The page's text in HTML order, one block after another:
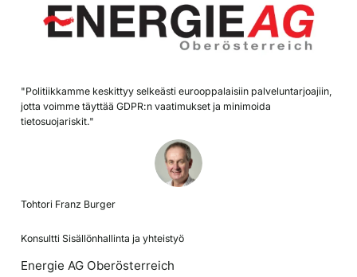
"Politiikkamme keskittyy selkeästi eurooppalaisiin palveluntarjoajiin,
jotta voimme täyttää GDPR:n vaatimukset ja minimoida
tietosuojariskit."
Tohtori Franz Burger
Konsultti Sisällönhallinta ja yhteistyö
Energie AG Oberösterreich